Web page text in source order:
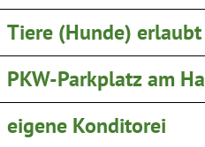
Tiere (Hunde) erlaubt
PKW-Parkplatz am
eigene Konditorei